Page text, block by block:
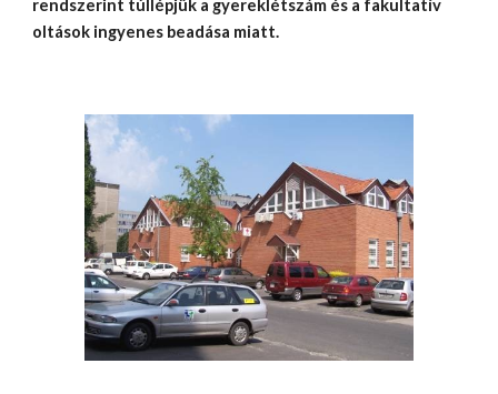
rendszerint túllépjük a gyereklétszám és a fakultatív
oltások ingyenes beadása miatt.